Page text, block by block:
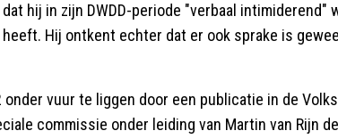
hij in zijn DWDD-periode "verbaal intimiderend"
Hij ontkent echter dat er ook sprake is
vuur te liggen door een publicatie in de
commissie onder leiding van Martin van Rijn